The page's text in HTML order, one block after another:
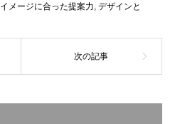
イメージに合った提案力, デザインと